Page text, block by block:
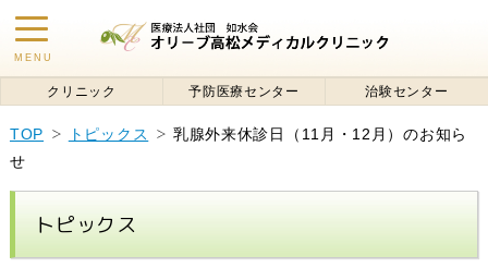
toggle
navigation
MENU
クリニック 予防医療センター 治験センター
TOP トピックス
乳腺外来休診日（11月・12月）のお知ら
せ
トピックス